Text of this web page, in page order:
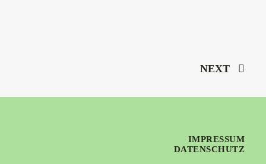
NEXT
IMPRESSUM
DATENSCHUTZ